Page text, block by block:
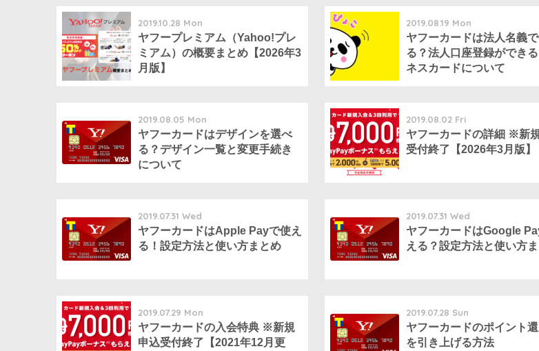
2019.10.28 Mon
ヤフープレミアム（Yahoo!プレ
ミアム）の概要まとめ【2026年3
月版】
2019.08.19 Mon
ヤフーカードは法人名義
る？法人口座登録ができ
ネスカードについて
2019.08.05 Mon
ヤフーカードはデザインを選べ
る？デザイン一覧と変更手続き
について
2019.08.02 Fri
ヤフーカードの詳細 ※新
受付終了【2026年3月版】
2019.07.31 Wed
ヤフーカードはApple Payで使え
る！設定方法と使い方まとめ
2019.07.31 Wed
ヤフーカードはGoogle
える？設定方法と使い方
2019.07.29 Mon
ヤフーカードの入会特典 ※新規
申込受付終了【2021年12月更
2019.07.28 Sun
ヤフーカードのポイント
を引き上げる方法